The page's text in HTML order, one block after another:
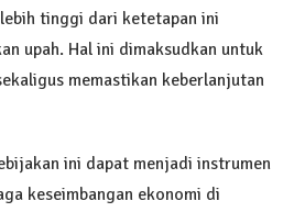
tinggi dari ketetapan ini
upah. Hal ini dimaksudkan untuk
memastikan keberlanjutan
ini dapat menjadi instrumen
keseimbangan ekonomi di